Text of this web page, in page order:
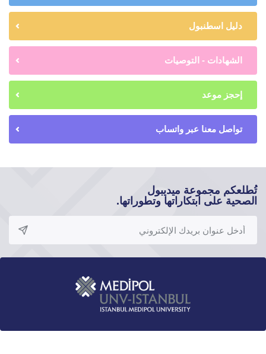
دليل اسطنبول
الشهادات - التوصيات
إحجز موعد
تواصل معنا عبر واتساب
تُطلعكم مجموعة ميديبول
الصحية على ابتكاراتها وتطوراتها.